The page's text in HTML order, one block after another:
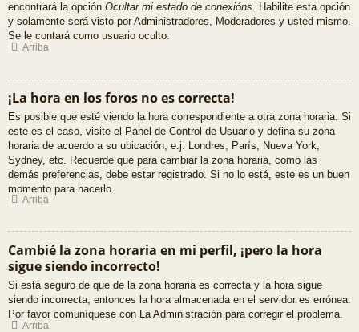
encontrará la opción Ocultar mi estado de conexións. Habilite esta opción
y solamente será visto por Administradores, Moderadores y usted mismo.
Se le contará como usuario oculto.
Arriba
¡La hora en los foros no es correcta!
Es posible que esté viendo la hora correspondiente a otra zona horaria. Si
este es el caso, visite el Panel de Control de Usuario y defina su zona
horaria de acuerdo a su ubicación, e.j. Londres, París, Nueva York,
Sydney, etc. Recuerde que para cambiar la zona horaria, como las
demás preferencias, debe estar registrado. Si no lo está, este es un buen
momento para hacerlo.
Arriba
Cambié la zona horaria en mi perfil, ¡pero la hora
sigue siendo incorrecto!
Si está seguro de que de la zona horaria es correcta y la hora sigue
siendo incorrecta, entonces la hora almacenada en el servidor es errónea.
Por favor comuníquese con La Administración para corregir el problema.
Arriba